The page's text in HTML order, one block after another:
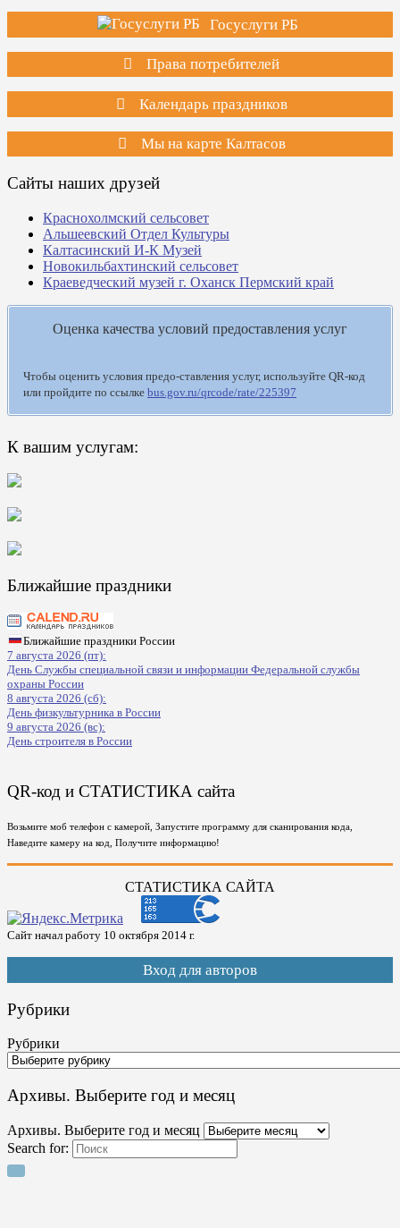
Госуслуги РБ
Права потребителей
Календарь праздников
Мы на карте Калтасов
Сайты наших друзей
Краснохолмский сельсовет
Альшеевский Отдел Культуры
Калтасинский И-К Музей
Новокильбахтинский сельсовет
Краеведческий музей г. Оханск Пермский край
Оценка качества условий предоставления услуг
Чтобы оценить условия предо-ставления услуг, используйте QR-код
или пройдите по ссылке bus.gov.ru/qrcode/rate/225397
К вашим услугам:
Ближайшие праздники
Ближайшие праздники России
7 августа 2026 (пт):
День Службы специальной связи и информации Федеральной службы
охраны России
8 августа 2026 (сб):
День физкультурника в России
9 августа 2026 (вс):
День строителя в России
QR-код и СТАТИСТИКА сайта
Возьмите моб телефон с камерой, Запустите программу для сканирования кода,
Наведите камеру на код, Получите информацию!
СТАТИСТИКА САЙТА
Сайт начал работу 10 октября 2014 г.
Вход для авторов
Рубрики
Рубрики
Архивы. Выберите год и месяц
Архивы. Выберите год и месяц
Search for: